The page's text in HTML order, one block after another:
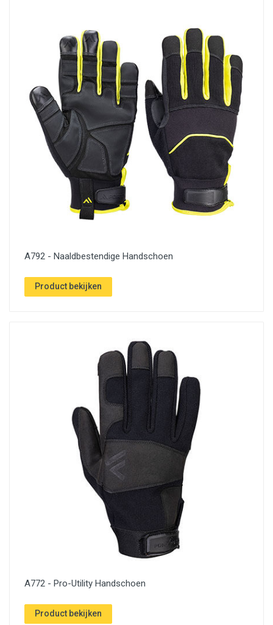
A792 - Naaldbestendige Handschoen
Product bekijken
A772 - Pro-Utility Handschoen
Product bekijken